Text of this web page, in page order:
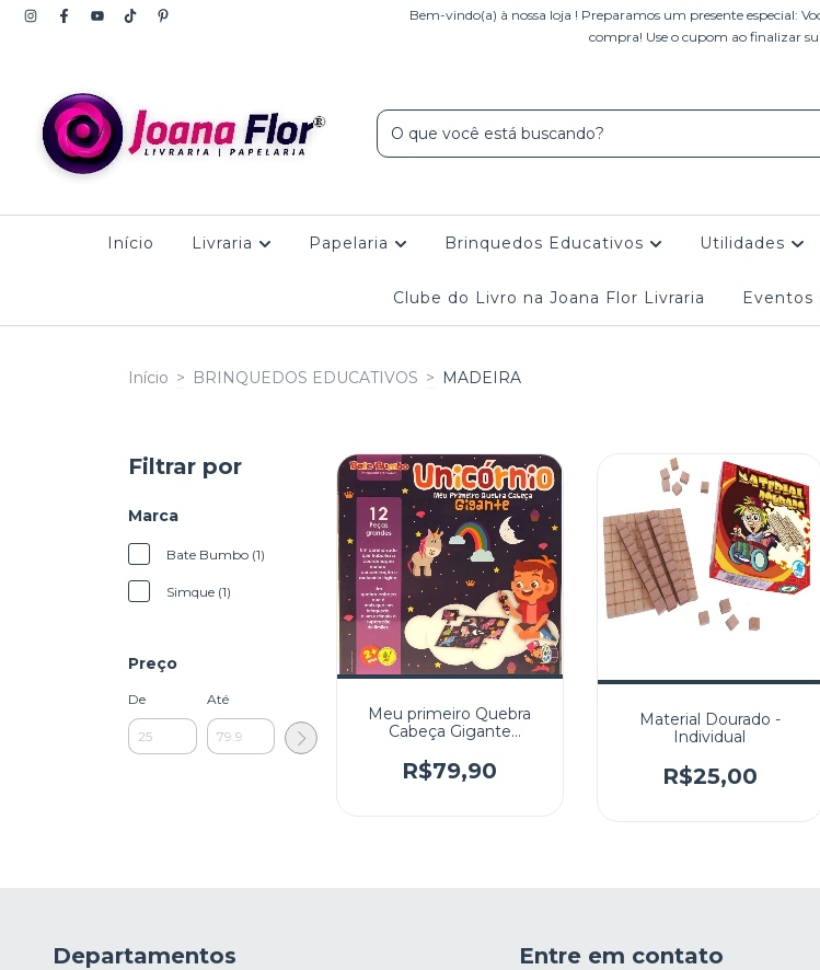
Bem-vindo(a) à nossa loja ! Preparamos um presente especial:
compra! Use o cupom ao finalizar
Início Livraria Papelaria Brinquedos Educativos Utilidades
Clube do Livro na Joana Flor Livraria Eventos
Início > BRINQUEDOS EDUCATIVOS > MADEIRA
Filtrar por
Marca
Bate Bumbo (1)
Simque (1)
Preço
De Até
Meu primeiro Quebra
Cabeça Gigante
R$79,90
Material Dourado -
Individual
R$25,00
Departamentos Entre em contato